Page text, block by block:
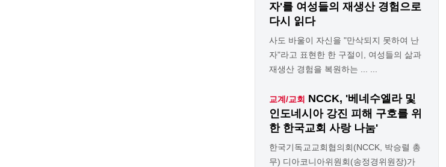
자'를 여성들의 재생산 경험으로
다시 읽다
사도 바울이 자신을 "만삭되지 못하여 난
자"라고 표현한 한 구절이, 여성들의 삶과
재생산 경험을 복원하는 ... ...
교계/교회 NCCK, '베네수엘라 및
인도네시아 강진 피해 구호를 위
한 한국교회 사랑 나눔'
한국기독교교회협의회(NCCK, 박승렬 총
무) 디아코니아위원회(송정경위원장)가